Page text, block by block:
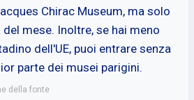
Chirac Museum, ma solo
mese. Inoltre, se hai meno
dell'UE, puoi entrare senza
parte dei musei parigini.
della fonte